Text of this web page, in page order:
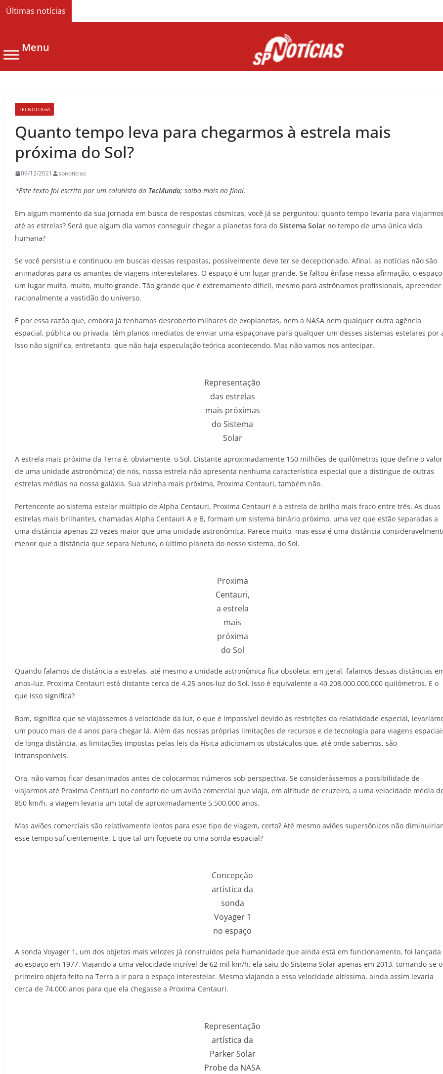
Últimas notícias
Menu
TECNOLOGIA
Quanto tempo leva para chegarmos à estrela mais
próxima do Sol?
09/12/2021 spnoticias
*Este texto foi escrito por um colunista do TecMundo; saiba mais no final.
Em algum momento da sua jornada em busca de respostas cósmicas, você já se perguntou: quanto tempo levaria para
até as estrelas? Será que algum dia vamos conseguir chegar a planetas fora do Sistema Solar no tempo de uma única vida
humana?
Se você persistiu e continuou em buscas dessas respostas, possivelmente deve ter se decepcionado. Afinal, as notícias não são
animadoras para os amantes de viagens interestelares. O espaço é um lugar grande. Se faltou ênfase nessa afirmação, o
um lugar muito, muito, muito grande. Tão grande que é extremamente difícil, mesmo para astrônomos profissionais, apreender
racionalmente a vastidão do universo.
É por essa razão que, embora já tenhamos descoberto milhares de exoplanetas, nem a NASA nem qualquer outra agência
espacial, pública ou privada, têm planos imediatos de enviar uma espaçonave para qualquer um desses sistemas estelares por
Isso não significa, entretanto, que não haja especulação teórica acontecendo. Mas não vamos nos antecipar.
Representação
das estrelas
mais próximas
do Sistema
Solar
A estrela mais próxima da Terra é, obviamente, o Sol. Distante aproximadamente 150 milhões de quilômetros (que define o valor
de uma unidade astronômica) de nós, nossa estrela não apresenta nenhuma característica especial que a distingue de outras
estrelas médias na nossa galáxia. Sua vizinha mais próxima, Proxima Centauri, também não.
Pertencente ao sistema estelar múltiplo de Alpha Centauri, Proxima Centauri é a estrela de brilho mais fraco entre três. As duas
estrelas mais brilhantes, chamadas Alpha Centauri A e B, formam um sistema binário próximo, uma vez que estão separadas a
uma distância apenas 23 vezes maior que uma unidade astronômica. Parece muito, mas essa é uma distância
menor que a distância que separa Netuno, o último planeta do nosso sistema, do Sol.
Proxima
Centauri,
a estrela
mais
próxima
do Sol
Quando falamos de distância a estrelas, até mesmo a unidade astronômica fica obsoleta: em geral, falamos dessas distâncias
anos-luz. Proxima Centauri está distante cerca de 4,25 anos-luz do Sol. Isso é equivalente a 40.208.000.000.000 quilômetros. E o
que isso significa?
Bom, significa que se viajássemos à velocidade da luz, o que é impossível devido às restrições da relatividade especial,
um pouco mais de 4 anos para chegar lá. Além das nossas próprias limitações de recursos e de tecnologia para viagens
de longa distância, as limitações impostas pelas leis da Física adicionam os obstáculos que, até onde sabemos, são
intransponíveis.
Ora, não vamos ficar desanimados antes de colocarmos números sob perspectiva. Se considerássemos a possibilidade de
viajarmos até Proxima Centauri no conforto de um avião comercial que viaja, em altitude de cruzeiro, a uma velocidade média
850 km/h, a viagem levaria um total de aproximadamente 5.500.000 anos.
Mas aviões comerciais são relativamente lentos para esse tipo de viagem, certo? Até mesmo aviões supersônicos não
esse tempo suficientemente. E que tal um foguete ou uma sonda espacial?
Concepção
artística da
sonda
Voyager 1
no espaço
A sonda Voyager 1, um dos objetos mais velozes já construídos pela humanidade que ainda está em funcionamento, foi lançada
ao espaço em 1977. Viajando a uma velocidade incrível de 62 mil km/h, ela saiu do Sistema Solar apenas em 2013, tornando-se o
primeiro objeto feito na Terra a ir para o espaço interestelar. Mesmo viajando a essa velocidade altíssima, ainda assim levaria
cerca de 74.000 anos para que ela chegasse a Proxima Centauri.
Representação
artística da
Parker Solar
Probe da NASA